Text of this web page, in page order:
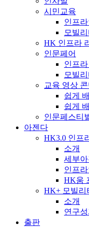
시민교육
인프
모빌
HK 인프라
인문페어
인프
모빌
교육 영상
쉽게
쉽게
인문페스티
아젠다
HK3.0 인프
소개
세부
인프라
HK움
HK+ 모빌리
소개
연구
출판